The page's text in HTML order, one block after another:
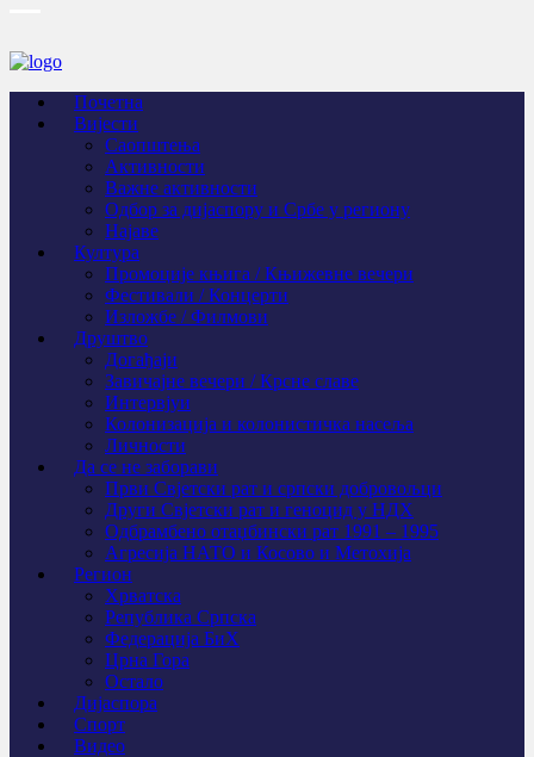
Почетна
Вијести
Саопштења
Активности
Важне активности
Одбор за дијаспору и Србе у региону
Најаве
Култура
Промоције књига / Књижевне вечери
Фестивали / Концерти
Изложбе / Филмови
Друштво
Догађаји
Завичајне вечери / Крсне славе
Интервјуи
Колонизација и колонистичка насеља
Личности
Да се не заборави
Први Свјeтски рат и српски добровољци
Други Свјетски рат и геноцид у НДХ
Одбрамбено отаџбински рат 1991 – 1995
Агресија НАТО и Косово и Метохија
Регион
Хрватска
Република Српска
Федерација БиХ
Црна Гора
Остало
Дијаспора
Спорт
Видео